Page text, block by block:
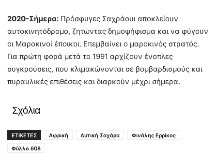
2020-Σήμερα: Πρόσφυγες Σαχράουι αποκλείουν
αυτοκινητόδρομο, ζητώντας δημοψήφισμα και να φύγουν
οι Μαροκινοί έποικοι. Επεμβαίνει ο μαροκινός στρατός.
Για πρώτη φορά μετά το 1991 αρχίζουν ένοπλες
συγκρούσεις, που κλιμακώνονται σε βομβαρδισμούς και
πυραυλικές επιθέσεις και διαρκούν μέχρι σήμερα.
Σχόλια
ΕΤΙΚΕΤΕΣ Αφρική Δυτική Σαχάρα
Φινάλης Ερρίκος
Φύλλο 608